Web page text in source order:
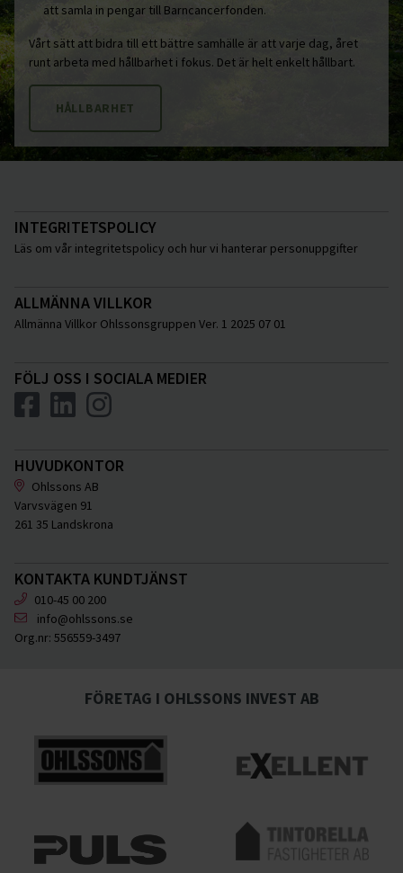
att samla in pengar till Barncancerfonden.
Vårt sätt att bidra till ett bättre samhälle är att varje dag, året
runt arbeta med hållbarhet i fokus. Det är helt enkelt hållbart.
HÅLLBARHET
INTEGRITETSPOLICY
Läs om vår integritetspolicy och hur vi hanterar personuppgifter
ALLMÄNNA VILLKOR
Allmänna Villkor Ohlssonsgruppen Ver. 1 2025 07 01
FÖLJ OSS I SOCIALA MEDIER
HUVUDKONTOR
Ohlssons AB
Varvsvägen 91
261 35 Landskrona
KONTAKTA KUNDTJÄNST
010-45 00 200
info@ohlssons.se
Org.nr: 556559-3497
FÖRETAG I OHLSSONS INVEST AB